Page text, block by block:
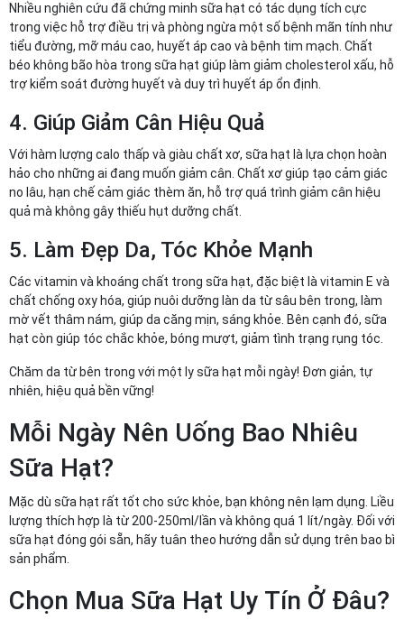
Nhiều nghiên cứu đã chứng minh sữa hạt có tác dụng tích cực
trong việc hỗ trợ điều trị và phòng ngừa một số bệnh mãn tính như
tiểu đường, mỡ máu cao, huyết áp cao và bệnh tim mạch. Chất
béo không bão hòa trong sữa hạt giúp làm giảm cholesterol xấu, hỗ
trợ kiểm soát đường huyết và duy trì huyết áp ổn định.
4. Giúp Giảm Cân Hiệu Quả
Với hàm lượng calo thấp và giàu chất xơ, sữa hạt là lựa chọn hoàn
hảo cho những ai đang muốn giảm cân. Chất xơ giúp tạo cảm giác
no lâu, hạn chế cảm giác thèm ăn, hỗ trợ quá trình giảm cân hiệu
quả mà không gây thiếu hụt dưỡng chất.
5. Làm Đẹp Da, Tóc Khỏe Mạnh
Các vitamin và khoáng chất trong sữa hạt, đặc biệt là vitamin E và
chất chống oxy hóa, giúp nuôi dưỡng làn da từ sâu bên trong, làm
mờ vết thâm nám, giúp da căng mịn, sáng khỏe. Bên cạnh đó, sữa
hạt còn giúp tóc chắc khỏe, bóng mượt, giảm tình trạng rụng tóc.
Chăm da từ bên trong với một ly sữa hạt mỗi ngày! Đơn giản, tự
nhiên, hiệu quả bền vững!
Mỗi Ngày Nên Uống Bao Nhiêu
Sữa Hạt?
Mặc dù sữa hạt rất tốt cho sức khỏe, bạn không nên lạm dụng. Liều
lượng thích hợp là từ 200-250ml/lần và không quá 1 lít/ngày. Đối với
sữa hạt đóng gói sẵn, hãy tuân theo hướng dẫn sử dụng trên bao bì
sản phẩm.
Chọn Mua Sữa Hạt Uy Tín Ở Đâu?